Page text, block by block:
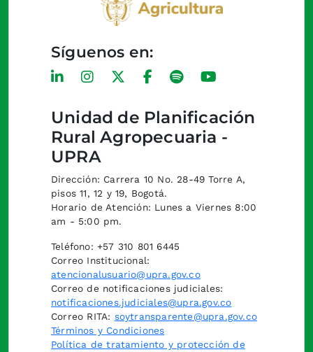
Unidad de Planificación
Rural Agropecuaria -
UPRA
Dirección: Carrera 10 No. 28-49 Torre A,
pisos 11, 12 y 19, Bogotá.
Horario de Atención: Lunes a Viernes 8:00
am - 5:00 pm.
Teléfono: +57 310 801 6445
Correo Institucional:
atencionalusuario@upra.gov.co
Correo de notificaciones judiciales:
notificaciones.judiciales@upra.gov.co
Correo RITA: soytransparente@upra.gov.co
Términos y Condiciones
Política de tratamiento y protección de
Síguenos en: